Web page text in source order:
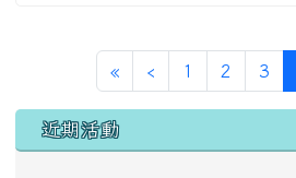
«第一頁
‹上一頁
1 2 3
左邊區域內容
近期活動